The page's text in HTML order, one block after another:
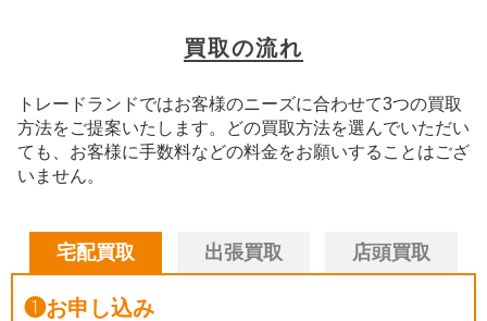
買取の流れ
トレードランドではお客様のニーズに合わせて3つの買取
方法をご提案いたします。
どの買取方法を選んでいただい
ても、お客様に手数料などの料金をお願いすることはござ
いません。
宅配買取 出張買取 店頭買取
❶お申し込み